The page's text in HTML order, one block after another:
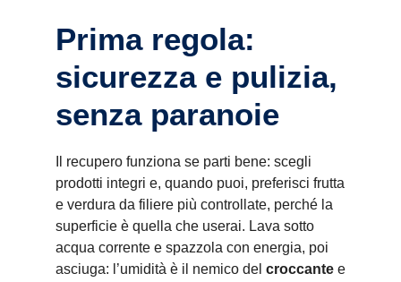
Prima regola:
sicurezza e pulizia,
senza paranoie
Il recupero funziona se parti bene: scegli
prodotti integri e, quando puoi, preferisci frutta
e verdura da filiere più controllate, perché la
superficie è quella che userai. Lava sotto
acqua corrente e spazzola con energia, poi
asciuga: l’umidità è il nemico del croccante e